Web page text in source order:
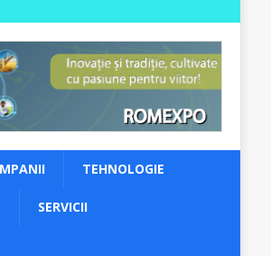
TEHNOLOGIE
SERVICII